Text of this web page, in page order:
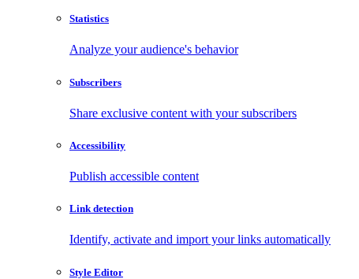
Statistics
Analyze your audience's behavior
Subscribers
Share exclusive content with your subscribers
Accessibility
Publish accessible content
Link detection
Identify, activate and import your links automatically
Style Editor